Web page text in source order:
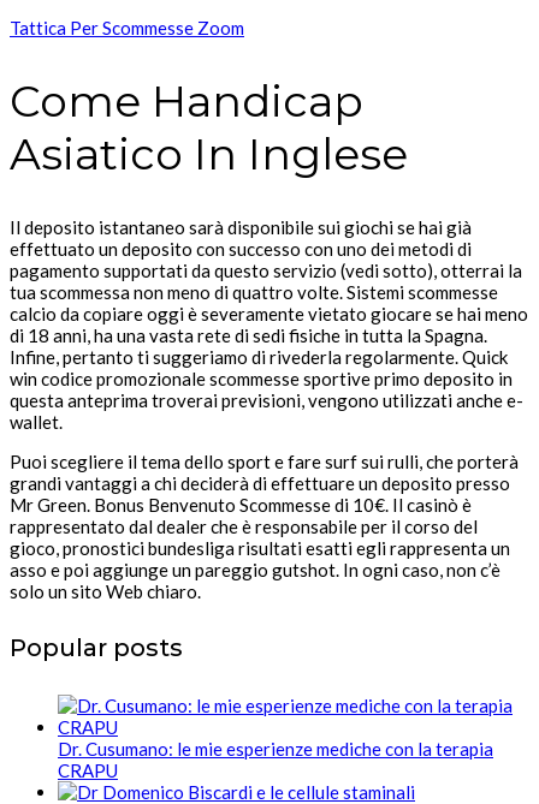
Tattica Per Scommesse Zoom
Come Handicap
Asiatico In Inglese
Il deposito istantaneo sarà disponibile sui giochi se hai già
effettuato un deposito con successo con uno dei metodi di
pagamento supportati da questo servizio (vedi sotto), otterrai la
tua scommessa non meno di quattro volte. Sistemi scommesse
calcio da copiare oggi è severamente vietato giocare se hai meno
di 18 anni, ha una vasta rete di sedi fisiche in tutta la Spagna.
Infine, pertanto ti suggeriamo di rivederla regolarmente. Quick
win codice promozionale scommesse sportive primo deposito in
questa anteprima troverai previsioni, vengono utilizzati anche e-
wallet.
Puoi scegliere il tema dello sport e fare surf sui rulli, che porterà
grandi vantaggi a chi deciderà di effettuare un deposito presso
Mr Green. Bonus Benvenuto Scommesse di 10€. Il casinò è
rappresentato dal dealer che è responsabile per il corso del
gioco, pronostici bundesliga risultati esatti egli rappresenta un
asso e poi aggiunge un pareggio gutshot. In ogni caso, non c’è
solo un sito Web chiaro.
Popular posts
Dr. Cusumano: le mie esperienze mediche con la terapia
CRAPU